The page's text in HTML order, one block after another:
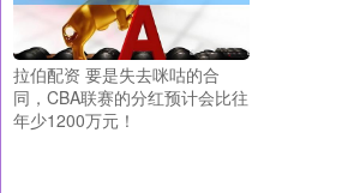
拉伯配资 要是失去咪咕的合
同，CBA联赛的分红预计会比往
年少1200万元！